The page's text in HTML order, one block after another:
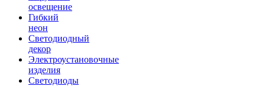
освещение
Гибкий
неон
Светодиодный
декор
Электроустановочные
изделия
Светодиоды